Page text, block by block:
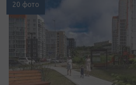
20 фото